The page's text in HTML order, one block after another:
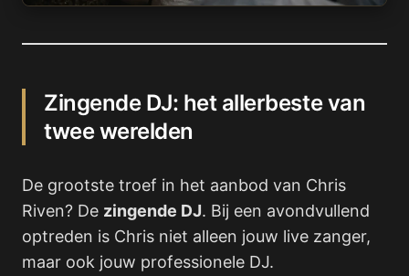
Zingende DJ: het allerbeste van
twee werelden
De grootste troef in het aanbod van Chris
Riven? De zingende DJ. Bij een avondvullend
optreden is Chris niet alleen jouw live zanger,
maar ook jouw professionele DJ.